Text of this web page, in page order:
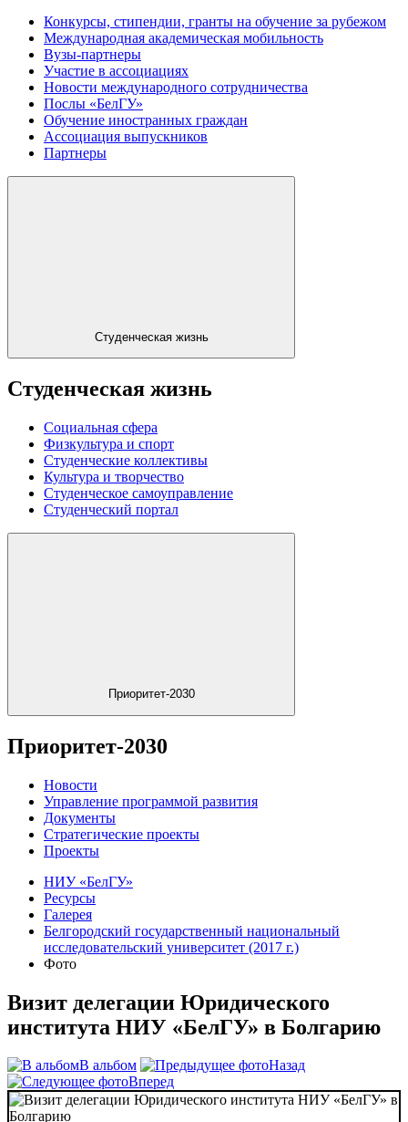
Конкурсы, стипендии, гранты на обучение за рубежом
Международная академическая мобильность
Вузы-партнеры
Участие в ассоциациях
Новости международного сотрудничества
Послы «БелГУ»
Обучение иностранных граждан
Ассоциация выпускников
Партнеры
Студенческая жизнь
Студенческая жизнь
Социальная сфера
Физкультура и спорт
Студенческие коллективы
Культура и творчество
Студенческое самоуправление
Студенческий портал
Приоритет-2030
Приоритет-2030
Новости
Управление программой развития
Документы
Стратегические проекты
Проекты
НИУ «БелГУ»
Ресурсы
Галерея
Белгородский государственный национальный
исследовательский университет (2017 г.)
Фото
Визит делегации Юридического
института НИУ «БелГУ» в Болгарию
В альбом
Назад
Вперед